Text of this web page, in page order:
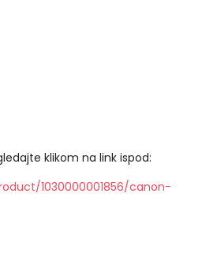
klikom na link ispod:
1030000001856/canon-